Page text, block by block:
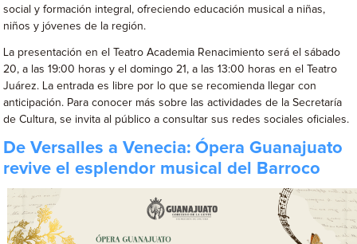
social y formación integral, ofreciendo educación musical a niñas,
niños y jóvenes de la región.
La presentación en el Teatro Academia Renacimiento será el sábado
20, a las 19:00 horas y el domingo 21, a las 13:00 horas en el Teatro
Juárez. La entrada es libre por lo que se recomienda llegar con
anticipación. Para conocer más sobre las actividades de la Secretaría
de Cultura, se invita al público a consultar sus redes sociales oficiales.
De Versalles a Venecia: Ópera Guanajuato
revive el esplendor musical del Barroco